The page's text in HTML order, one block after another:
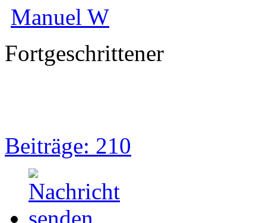
Manuel W
Fortgeschrittener
Beiträge: 210